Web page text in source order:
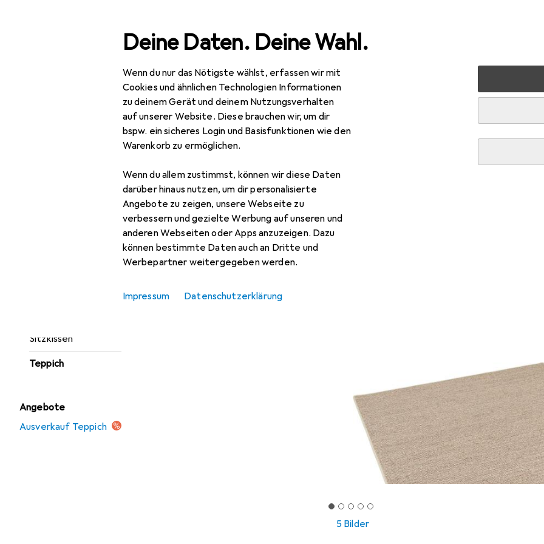
Deine Daten. Deine Wahl.
Wenn du nur das Nötigste wählst, erfassen wir mit
Cookies und ähnlichen Technologien Informationen
zu deinem Gerät und deinem Nutzungsverhalten
auf unserer Website. Diese brauchen wir, um dir
bspw. ein sicheres Login und Basisfunktionen wie den
Warenkorb zu ermöglichen.
Wenn du allem zustimmst, können wir diese Daten
darüber hinaus nutzen, um dir personalisierte
Angebote zu zeigen, unsere Webseite zu
verbessern und gezielte Werbung auf unseren und
anderen Webseiten oder Apps anzuzeigen. Dazu
können bestimmte Daten auch an Dritte und
Werbepartner weitergegeben werden.
Impressum Datenschutzerklärung
Navigation nach Kategorien
Sitzkissen
Teppich
Angebote
Ausverkauf Teppich
Gesamtsortiment Wohnen Heimtextilien Wohntextilien + Teppiche
5 Bilder